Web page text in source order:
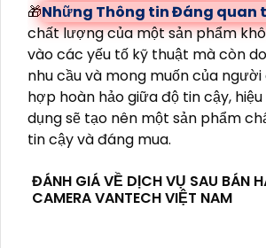
🎁Những Thông tin Đáng quan
chất lượng của một sản phẩm
vào các yếu tố kỹ thuật mà còn
nhu cầu và mong muốn của người
hợp hoàn hảo giữa độ tin cậy,
dụng sẽ tạo nên một sản phẩm
tin cậy và đáng mua.
ĐÁNH GIÁ VỀ DỊCH VỤ SAU BÁN
CAMERA VANTECH VIỆT NAM